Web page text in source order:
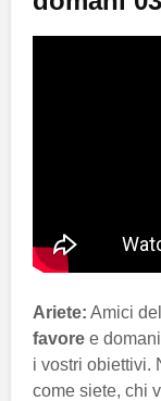
Ariete: Amici
favore e
i vostri obiettivi.
come siete, chi